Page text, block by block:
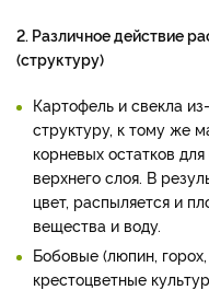
2. Различное действие
(структуру)
Картофель и свекла
структуру, к тому же
корневых остатков
верхнего слоя. В
цвет, распыляется и
вещества и воду.
Бобовые (люпин,
крестоцветные